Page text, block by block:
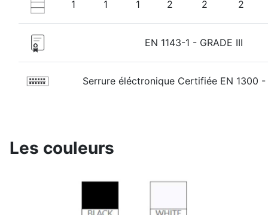
1 1 1 2 2 2
EN 1143-1 - GRADE III
Serrure éléctronique Certifiée EN 1300 -
Les couleurs